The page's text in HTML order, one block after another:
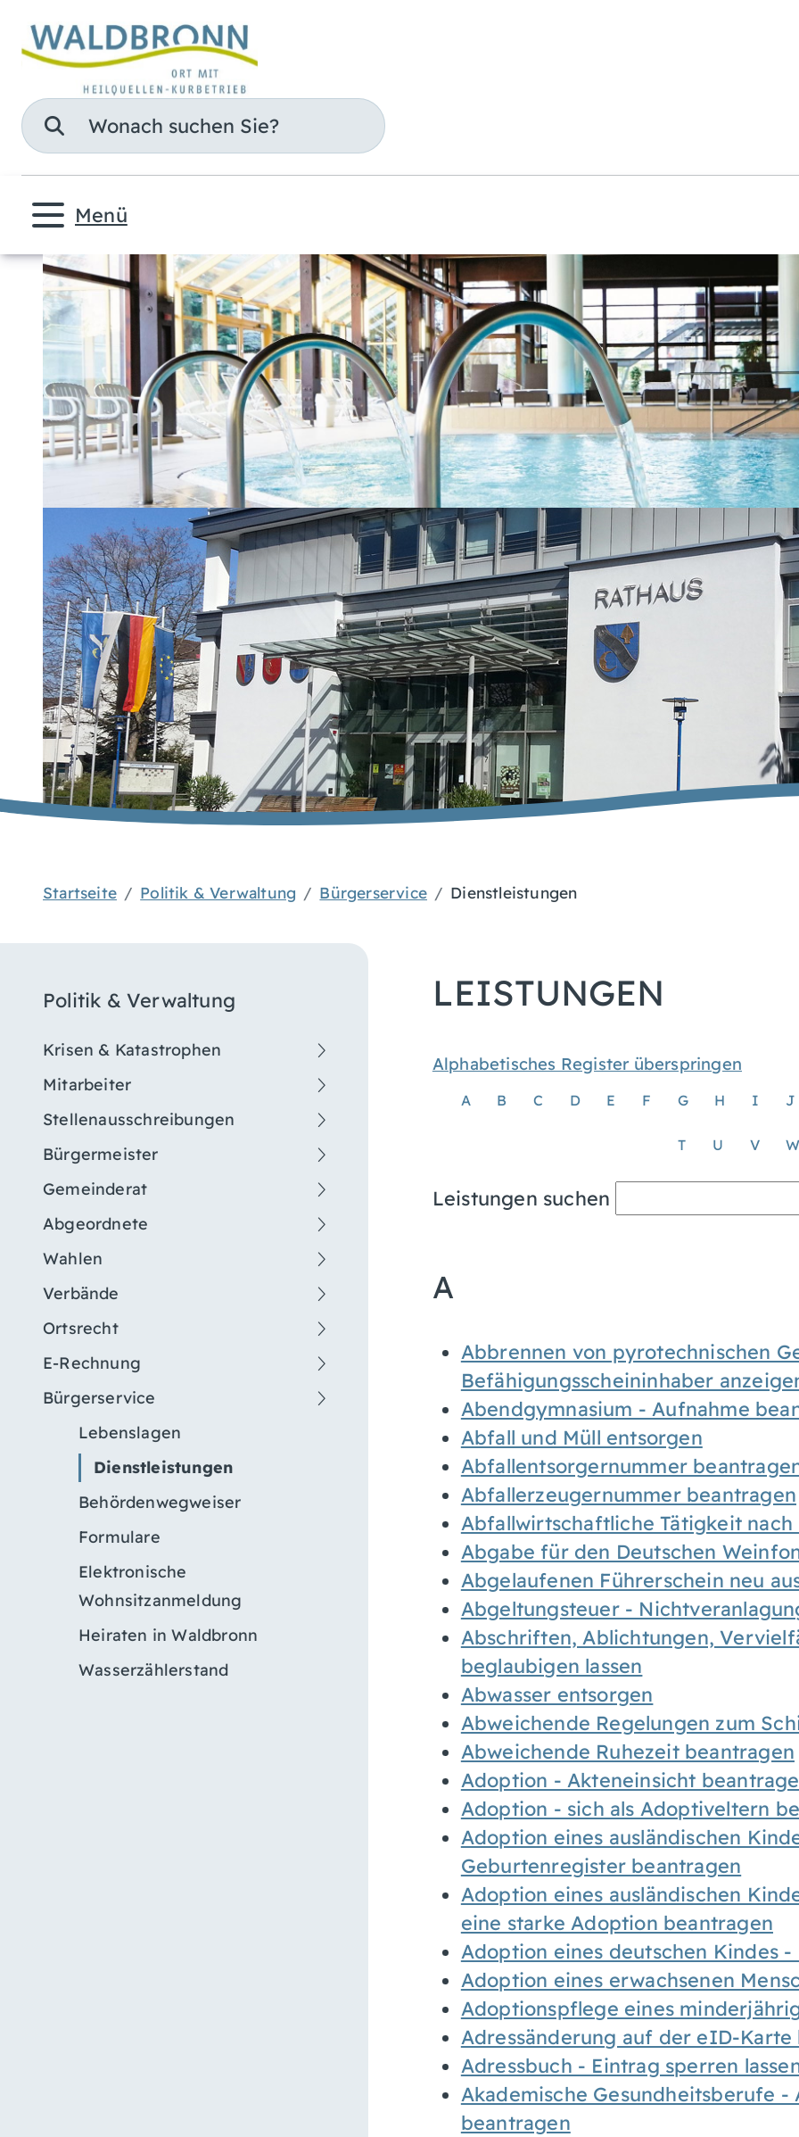
Suche
Menü
Startseite Politik & Verwaltung Bürgerservice Dienstleistungen
Politik & Verwaltung
Krisen & Katastrophen
Mitarbeiter
Stellenausschreibungen
Bürgermeister
Gemeinderat
Abgeordnete
Wahlen
Verbände
Ortsrecht
E-Rechnung
Bürgerservice
Lebenslagen
Dienstleistungen
Behördenwegweiser
Formulare
Elektronische
Wohnsitzanmeldung
Heiraten in Waldbronn
Wasserzählerstand
LEISTUNGEN
Alphabetisches Register überspringen
A B C D E F G H I J
T U V W
Leistungen suchen
A
Abbrennen von pyrotechnischen
Befähigungsscheininhaber
Abendgymnasium - Aufnahme
Abfall und Müll entsorgen
Abfallentsorgernummer
Abfallerzeugernummer beantragen
Abfallwirtschaftliche Tätigkeit
Abgabe für den Deutschen
Abgelaufenen Führerschein neu
Abgeltungsteuer -
Abschriften, Ablichtungen,
beglaubigen lassen
Abwasser entsorgen
Abweichende Regelungen zum
Abweichende Ruhezeit beantragen
Adoption - Akteneinsicht
Adoption - sich als Adoptiveltern
Adoption eines ausländischen
Geburtenregister beantragen
Adoption eines ausländischen
eine starke Adoption beantragen
Adoption eines deutschen Kindes
Adoption eines erwachsenen
Adoptionspflege eines
Adressänderung auf der eID-Karte
Adressbuch - Eintrag sperren
Akademische Gesundheitsberufe
beantragen